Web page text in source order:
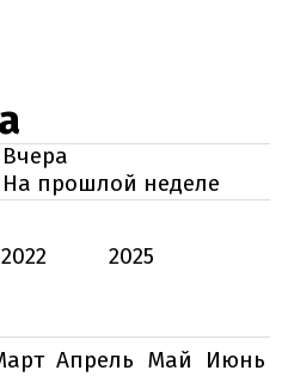
Вчера
На прошлой неделе
2022
2025
Апрель Май
Июнь